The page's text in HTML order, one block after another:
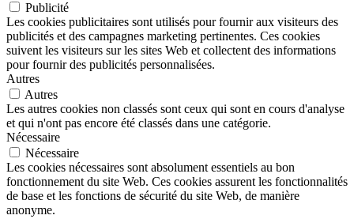
Publicité
Les cookies publicitaires sont utilisés pour fournir aux visiteurs des
publicités et des campagnes marketing pertinentes. Ces cookies
suivent les visiteurs sur les sites Web et collectent des informations
pour fournir des publicités personnalisées.
Autres
Autres
Les autres cookies non classés sont ceux qui sont en cours d'analyse
et qui n'ont pas encore été classés dans une catégorie.
Nécessaire
Nécessaire
Les cookies nécessaires sont absolument essentiels au bon
fonctionnement du site Web. Ces cookies assurent les fonctionnalités
de base et les fonctions de sécurité du site Web, de manière
anonyme.